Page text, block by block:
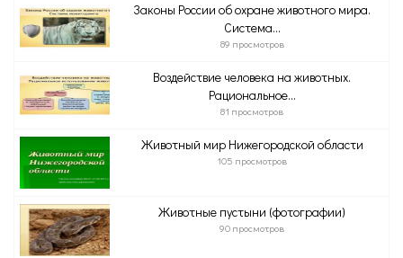
Законы России об охране животного мира.
Система...
89 просмотров
Воздействие человека на животных.
Рациональное...
81 просмотров
Животный мир Нижегородской области
105 просмотров
Животные пустыни (фотографии)
90 просмотров